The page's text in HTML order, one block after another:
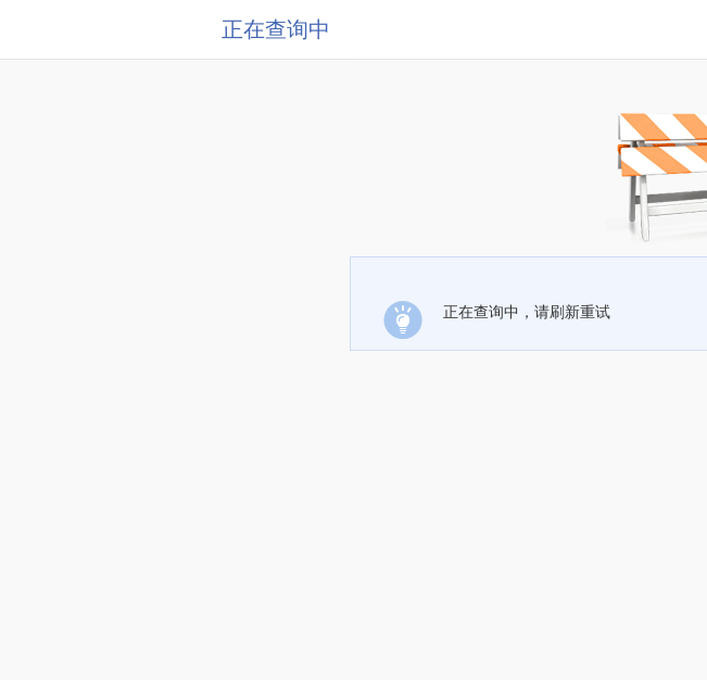
正在查询中
正在查询中，请刷新重试